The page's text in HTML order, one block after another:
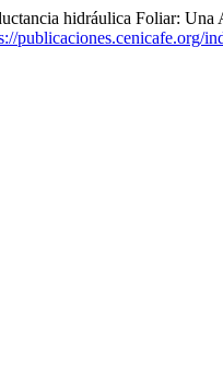
hidráulica Foliar:
publicaciones.cenicafe.org/